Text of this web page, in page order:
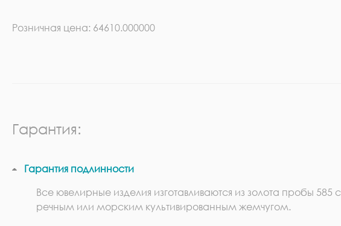
Розничная цена: 64610.000000
Гарантия:
Гарантия подлинности
Все ювелирные изделия изготавливаются из золота пробы 585 с
речным или морским культивированным жемчугом.